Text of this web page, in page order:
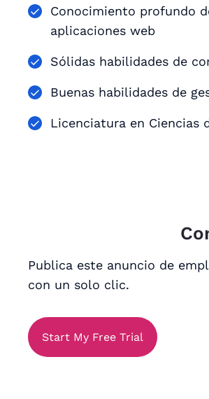
Conocimiento profundo
aplicaciones web
Sólidas habilidades de
Buenas habilidades de
Licenciatura en Ciencias
Publica este anuncio de
con un solo clic.
Start My Free Trial